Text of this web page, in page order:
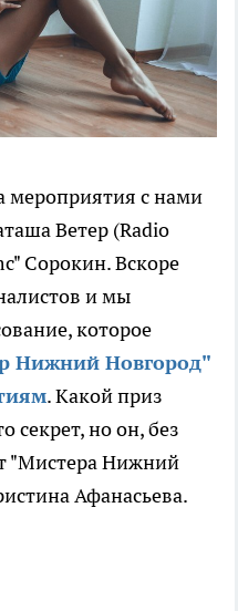
мероприятия с нами
Ветер (Radio
Сорокин. Вскоре
и мы
которое
Нижний Новгород"
. Какой приз
секрет, но он, без
"Мистера Нижний
Афанасьева.